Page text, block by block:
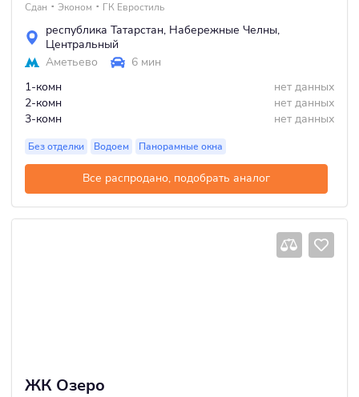
Сдан Эконом ГК Евростиль
республика Татарстан, Набережные Челны,
Центральный
Аметьево
6 мин
1-комн
нет данных
2-комн
нет данных
3-комн
нет данных
Без отделки Водоем Панорамные окна
Все распродано, подобрать аналог
ЖК Озеро